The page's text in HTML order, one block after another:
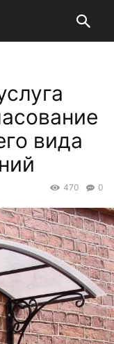
вида
0
470